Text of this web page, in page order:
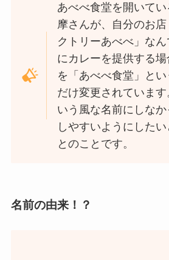
あべべ食堂を開いて
摩さんが、自分のお
クトリーあべべ」な
にカレーを提供する
を「あべべ食堂」と
だけ変更されていま
いう風な名前にしな
しやすいようにした
とのことです。
名前の由来！？